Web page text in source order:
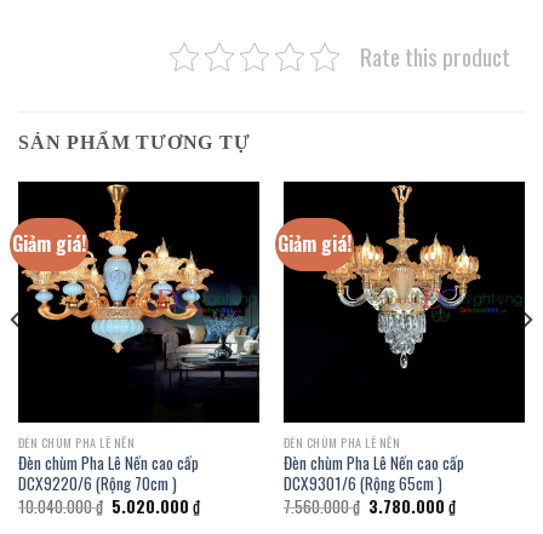
Rate this product
SẢN PHẨM TƯƠNG TỰ
Giảm giá!
ĐÈN CHÙM PHA LÊ NẾN
Đèn chùm Pha Lê Nến cao cấp
DCX9220/6 (Rộng 70cm )
10.040.000₫ Giá
gốc
5.020.000 ₫Giá
hiện
Giảm giá!
ĐÈN CHÙM PHA LÊ NẾN
Đèn chùm Pha Lê Nến cao cấp
DCX9301/6 (Rộng 65cm )
7.560.000₫ Giá
gốc
3.780.000 ₫Giá
hiện